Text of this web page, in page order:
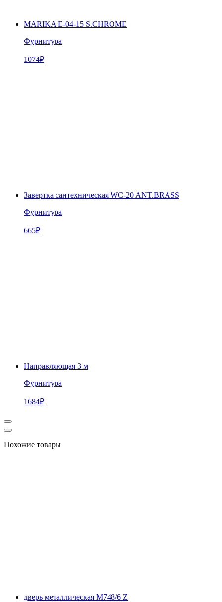
MARIKA Е-04-15 S.CHROME
Фурнитура
1074₽
Завертка сантехническая WC-20 ANT.BRASS
Фурнитура
665₽
Направляющая 3 м
Фурнитура
1684₽
Похожие товары
дверь металлическая М748/6 Z